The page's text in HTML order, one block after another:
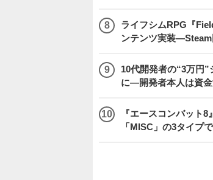
ライフシムRPG『
ンテンツ実装
10代開発者の“3万円
に―開発者本人は資
『エースコンバット
「MISC」の3タイプ